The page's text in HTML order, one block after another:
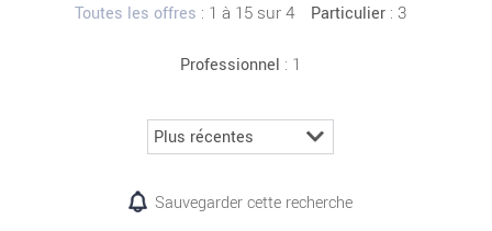
Toutes les offres : 1 à 15 sur 4 Particulier: 3
Professionnel : 1
Sauvegarder cette recherche